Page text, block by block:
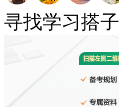
寻找学习搭子